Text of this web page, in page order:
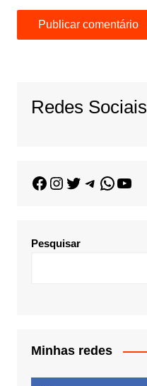
Redes Sociais
Pesquisar
Minhas redes